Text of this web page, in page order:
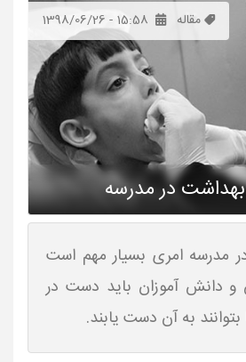
در مدرسه
مقاله 1398/06/26 - 15:58
مدرسه امری بسیار مهم است
و دانش آموزان باید دست در
به آن دست یابند.